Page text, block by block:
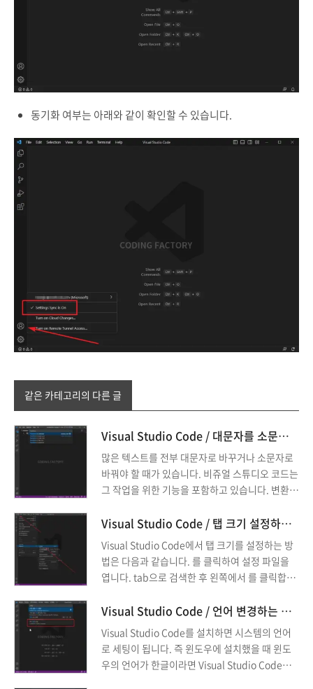
동기화 여부는 아래와 같이 확인할 수 있습니다.
같은 카테고리의 다른 글
Visual Studio Code / 대문자를 소문자로, 소문자를 대문자로 일괄 변경하는 방법
많은 텍스트를 전부 대문자로 바꾸거나 소문자로
바꿔야 할 때가 있습니다. 비쥬얼 스튜디오 코드는
그 작업을 위한 기능을 포함하고 있습니다. 변환하
m을 입력합니다. 원하는 것을 선택하고 엔터 키를
누릅니다. 명령에 따른 결과는 다음과 같습니다. T
ransform to Lowercase : 모두 소문자로 변경 Tr
ansform to Uppercase : 모두 대문자로 변경 Tr
ansform to Title ...
Visual Studio Code / 탭 크기 설정하는 방법
Visual Studio Code에서 탭 크기를 설정하는 방
법은 다음과 같습니다. 를 클릭하여 설정 파일을
엽니다. tab으로 검색한 후 왼쪽에서 를 클릭합니
용할 지 정합니다.
Visual Studio Code / 언어 변경하는 방법
Visual Studio Code를 설치하면 시스템의 언어
로 세팅이 됩니다. 즉 윈도우에 설치했을 때 윈도
우의 언어가 한글이라면 Visual Studio Code의